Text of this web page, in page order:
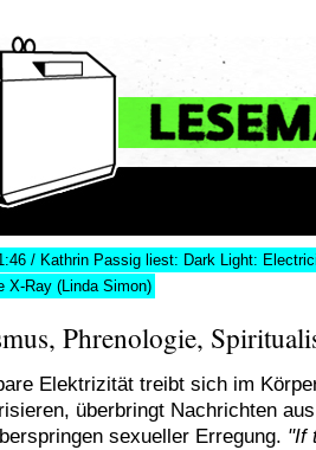
/ Kathrin Passig liest: Dark Light:
X-Ray (Linda Simon)
Phrenologie,
Elektrizität treibt sich im
überbringt Nachrichten
sexueller Erregung. "If